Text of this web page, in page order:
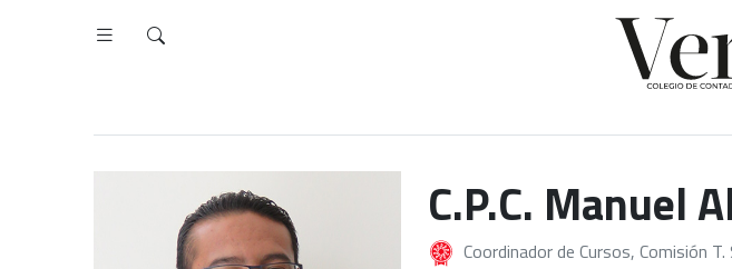
C.P.C. Manuel
Coordinador de Cursos, Comisión